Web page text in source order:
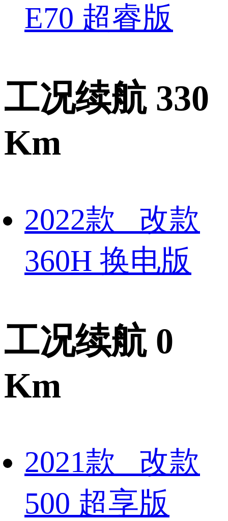
E70 超睿版
工况续航 330
Km
2022款 改款
360H 换电版
工况续航 0
Km
2021款 改款
500 超享版